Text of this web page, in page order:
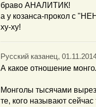
браво АНАЛИТИК!
а у козанса-прокол с
ху-ху!
Русский казанец,
А какое отношение
Монголы тысячами
те, кого называют